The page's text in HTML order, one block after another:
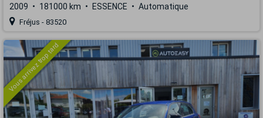
2009 181000 km ESSENCE Automatique
Fréjus - 83520
Vous arrivez trop tard